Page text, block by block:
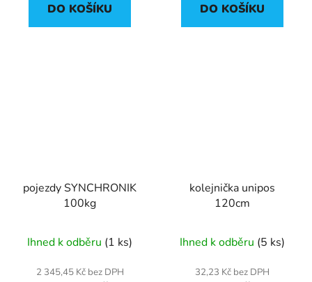
DO KOŠÍKU DO KOŠÍKU
pojezdy SYNCHRONIK
100kg
Ihned k odběru (1 ks)
2 345,45 Kč bez DPH
kolejnička unipos
120cm
Ihned k odběru (5 ks)
32,23 Kč bez DPH